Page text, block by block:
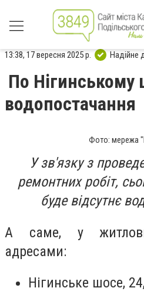
13:38, 17 вересня 2025 р. Надійне
По Нігинському
водопостачання
Фото: мережа
У зв'язку з
ремонтних робіт,
буде відсутнє
А саме, у
адресами:
Нігинське шосе,